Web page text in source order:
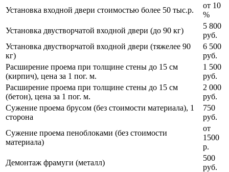
Установка входной двери стоимостью более 50 тыс.р.
от 10
%
Установка двустворчатой входной двери (до 90 кг)
5 800
руб.
Установка двустворчатой входной двери (тяжелее 90
кг)
6 500
руб.
Расширение проема при толщине стены до 15 см
(кирпич), цена за 1 пог. м.
1 500
руб.
Расширение проема при толщине стены до 15 см
(бетон), цена за 1 пог. м.
2 000
руб.
Сужение проема брусом (без стоимости материала), 1
сторона
750
руб.
Сужение проема пеноблоками (без стоимости
материала)
от
1500
р.
Демонтаж фрамуги (металл)
500
руб.